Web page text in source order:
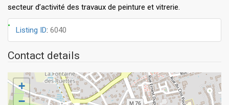
secteur d’activité des travaux de peinture et vitrerie.
Listing ID: 6040
Contact details
+
−